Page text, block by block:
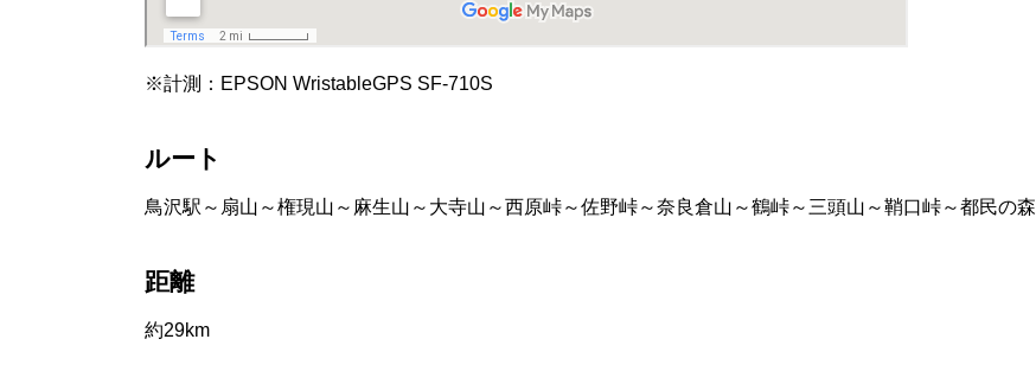
※計測：EPSON WristableGPS SF-710S
ルート
鳥沢駅～扇山～権現山～麻生山～大寺山～西原峠～佐野峠～奈良倉山～鶴峠～三頭山～鞘口峠～都民の森
距離
約29km